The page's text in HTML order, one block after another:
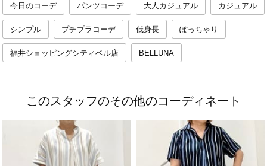
今日のコーデ パンツコーデ 大人カジュアル カジュアル
シンプル プチプラコーデ 低身長 ぽっちゃり
福井ショッピングシティベル店 BELLUNA
このスタッフのその他のコーディネート